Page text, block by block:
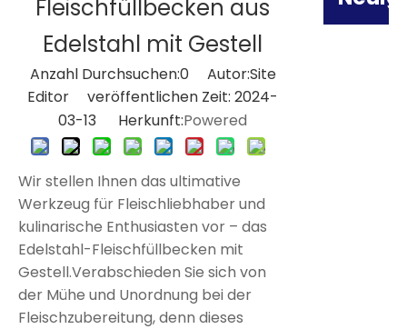
Fleischfüllbecken aus
Edelstahl mit Gestell
Anzahl Durchsuchen:0Autor:Site
Editor veröffentlichen Zeit: 2024-
03-13 Herkunft:Powered
Wir stellen Ihnen das ultimative
Werkzeug für Fleischliebhaber und
kulinarische Enthusiasten vor – das
Edelstahl-Fleischfüllbecken mit
Gestell.Verabschieden Sie sich von
der Mühe und Unordnung bei der
Fleischzubereitung, denn dieses